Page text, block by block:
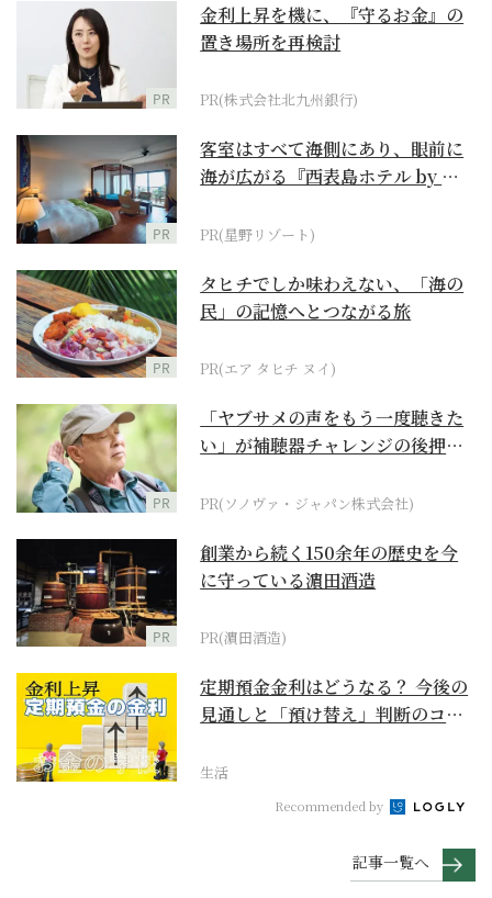
PR
金利上昇を機に、『守るお金』の
置き場所を再検討
PR(株式会社北九州銀行)
PR
客室はすべて海側にあり、眼前に
海が広がる『西表島ホテル by 星
PR(星野リゾート)
PR
タヒチでしか味わえない、「海の
民」の記憶へとつながる旅
PR(エア タヒチ ヌイ)
PR
「ヤブサメの声をもう一度聴きた
い」が補聴器チャレンジの後押し
PR(ソノヴァ・ジャパン株式会社)
PR
創業から続く150余年の歴史を今
に守っている濵田酒造
PR(濵田酒造)
定期預金金利はどうなる？ 今後の
見通しと「預け替え」判断のコツ
生活
Recommended by
記事一覧へ